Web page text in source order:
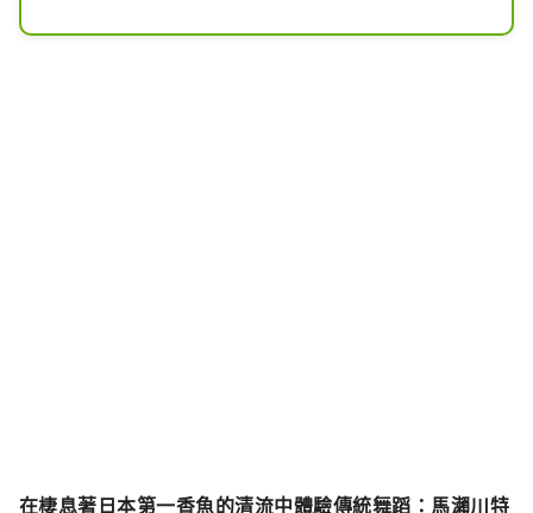
飛驒地區的生活文化與四季變化的魅
在棲息著日本第一香魚的清流中體驗傳統舞蹈：馬瀨川特